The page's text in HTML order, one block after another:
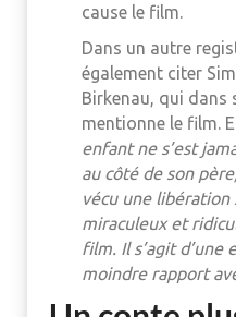
cause le film.
Dans un autre
également citer
Birkenau, qui
mentionne le film.
enfant ne s’est
au côté de son
vécu une libération
miraculeux et
film. Il s’agit d’une
moindre rapport